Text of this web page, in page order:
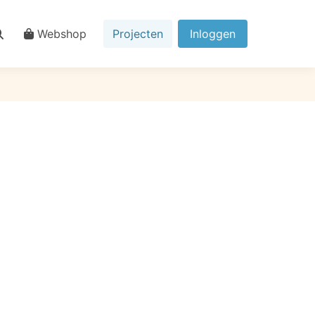
Webshop Projecten Inloggen